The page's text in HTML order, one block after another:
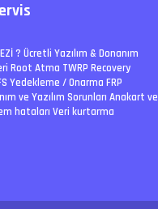
?️ Ücretli Yazılım & Donanım
Root Atma TWRP Recovery
Yedekleme / Onarma FRP
ve Yazılım Sorunları Anakart ve
hataları Veri kurtarma